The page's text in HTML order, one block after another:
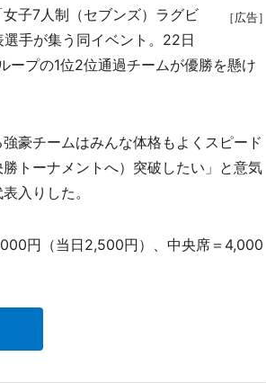
［広告］
子7人制（セブンズ）ラグビ
手が集う同イベント。22日
プの1位2位通過チームが優勝を懸け
豪チームはみんな体格もよくスピード
トーナメントへ）突破したい」と意気
入りした。
円（当日2,500円）、中央席＝4,000